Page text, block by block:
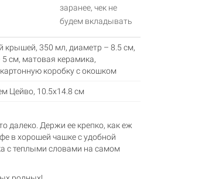
заранее, чек не
будем вкладывать
крышей, 350 мл, диаметр – 8.5 см,
5 см, матовая керамика,
коробку с окошком
Цейво, 10.5х14.8 см
далеко. Держи ее крепко, как еж
в хорошей чашке с удобной
с теплыми словами на самом